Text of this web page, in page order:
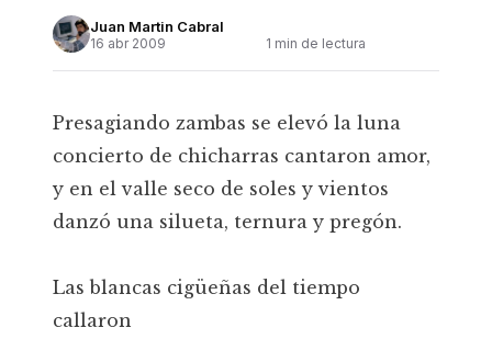
Juan Martin Cabral
16 abr 2009 1 min de lectura
Presagiando zambas se elevó la luna
concierto de chicharras cantaron amor,
y en el valle seco de soles y vientos
danzó una silueta, ternura y pregón.
Las blancas cigüeñas del tiempo
callaron